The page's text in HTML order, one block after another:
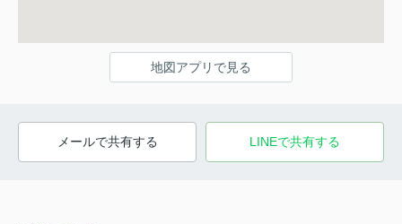
地図アプリで見る
メールで共有する LINEで共有する